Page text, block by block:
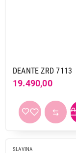
DEANTE ZRD 7113
19.490,00
SLAVINA